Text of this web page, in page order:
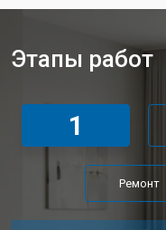
Этапы работ
1
Ремонт